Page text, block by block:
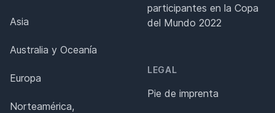
Asia
Australia y Oceanía
Europa
Norteamérica,
participantes en la Copa
del Mundo 2022
LEGAL
Pie de imprenta